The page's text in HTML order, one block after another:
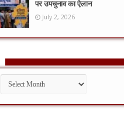
पर उपचुनाव का ऐलान
July 2, 2026